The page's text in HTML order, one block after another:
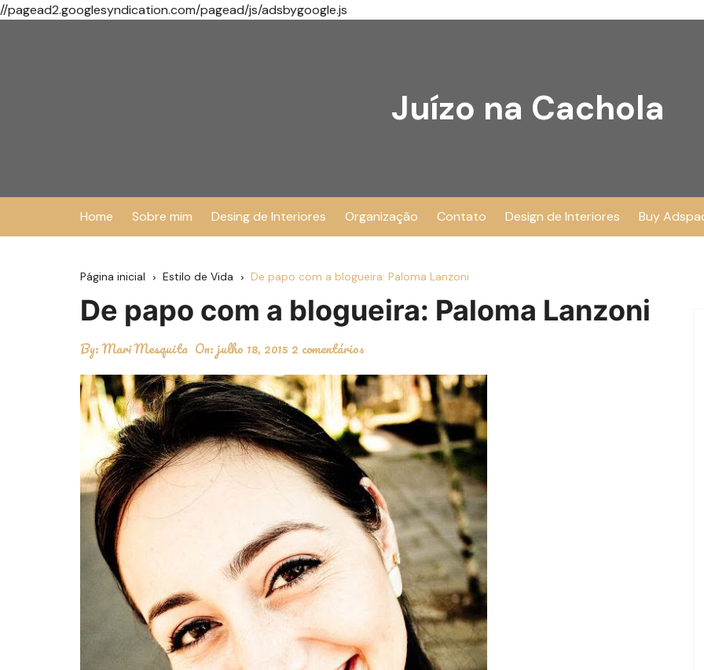
//pagead2.googlesyndication.com/pagead/js/adsbygoogle.js
Juízo na Cachola
Home Sobre mim Desing de Interiores Organização Contato Design de Interiores Buy
Página inicial Estilo de Vida De papo com a blogueira: Paloma Lanzoni
De papo com a blogueira: Paloma Lanzoni
By:Mari Mesquita On:julho 18, 2015 2 comentários